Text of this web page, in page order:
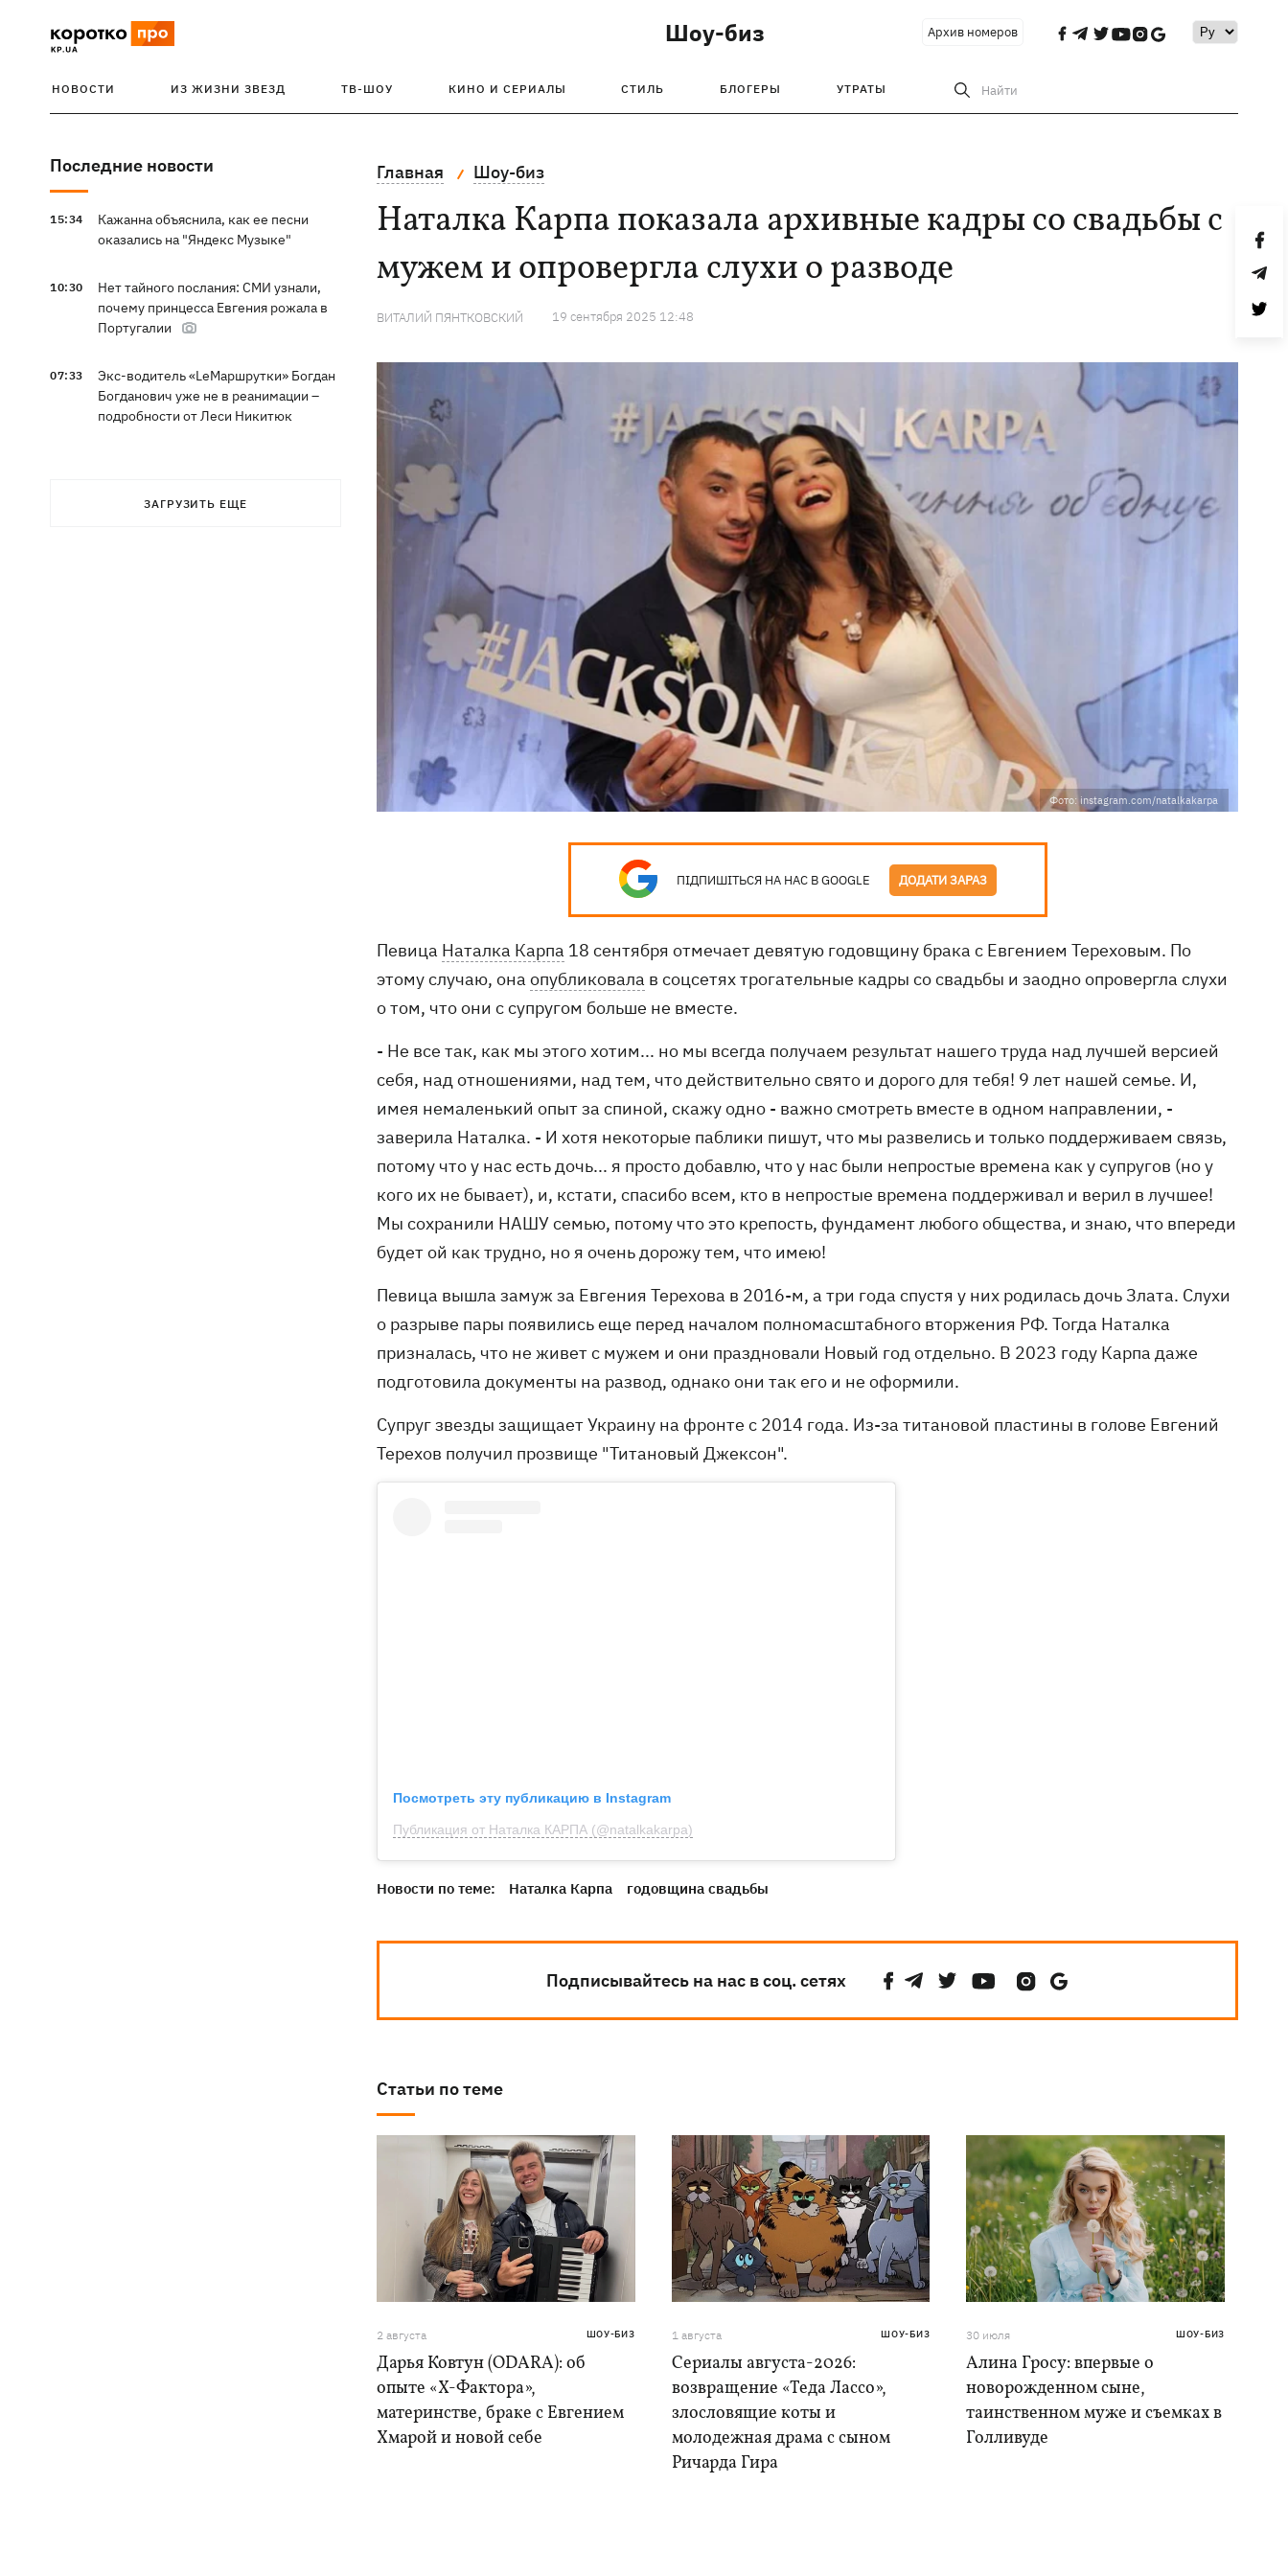
Шоу-биз Архив номеров
НОВОСТИ ИЗ ЖИЗНИ ЗВЕЗД ТВ-ШОУ КИНО И СЕРИАЛЫ СТИЛЬ БЛОГЕРЫ УТРАТЫ Найти
Последние новости
15:34
Кажанна объяснила, как ее песни
оказались на "Яндекс Музыке"
10:30
Нет тайного послания: СМИ узнали,
почему принцесса Евгения рожала в
Португалии
07:33
Экс-водитель «LeМаршрутки» Богдан
Богданович уже не в реанимации –
подробности от Леси Никитюк
ЗАГРУЗИТЬ ЕЩЕ
Главная Шоу-биз
Наталка Карпа показала архивные кадры со свадьбы с
мужем и опровергла слухи о разводе
ВИТАЛИЙ ПЯНТКОВСКИЙ 19 сентября 2025 12:48
Фото: instagram.com/natalkakarpa
ПІДПИШІТЬСЯ НА НАС В GOOGLE ДОДАТИ ЗАРАЗ
Певица Наталка Карпа 18 сентября отмечает девятую годовщину брака с Евгением Тереховым. По
этому случаю, она опубликовала в соцсетях трогательные кадры со свадьбы и заодно опровергла слухи
о том, что они с супругом больше не вместе.
- Не все так, как мы этого хотим... но мы всегда получаем результат нашего труда над лучшей версией
себя, над отношениями, над тем, что действительно свято и дорого для тебя! 9 лет нашей семье. И,
имея немаленький опыт за спиной, скажу одно - важно смотреть вместе в одном направлении, -
заверила Наталка. - И хотя некоторые паблики пишут, что мы развелись и только поддерживаем связь,
потому что у нас есть дочь... я просто добавлю, что у нас были непростые времена как у супругов (но у
кого их не бывает), и, кстати, спасибо всем, кто в непростые времена поддерживал и верил в лучшее!
Мы сохранили НАШУ семью, потому что это крепость, фундамент любого общества, и знаю, что впереди
будет ой как трудно, но я очень дорожу тем, что имею!
Певица вышла замуж за Евгения Терехова в 2016-м, а три года спустя у них родилась дочь Злата. Слухи
о разрыве пары появились еще перед началом полномасштабного вторжения РФ. Тогда Наталка
призналась, что не живет с мужем и они праздновали Новый год отдельно. В 2023 году Карпа даже
подготовила документы на развод, однако они так его и не оформили.
Супруг звезды защищает Украину на фронте с 2014 года. Из-за титановой пластины в голове Евгений
Терехов получил прозвище "Титановый Джексон".
Посмотреть эту публикацию в Instagram
Публикация от Наталка КАРПА (@natalkakarpa)
Новости по теме: Наталка Карпа годовщина свадьбы
Подписывайтесь на нас в соц. сетях
Статьи по теме
2 августа ШОУ-БИЗ
Дарья Ковтун (ODARA): об
опыте «Х-Фактора»,
материнстве, браке с Евгением
Хмарой и новой себе
1 августа ШОУ-БИЗ
Сериалы августа-2026:
возвращение «Теда Лассо»,
злословящие коты и
молодежная драма с сыном
Ричарда Гира
30 июля ШОУ-БИЗ
Алина Гросу: впервые о
новорожденном сыне,
таинственном муже и съемках в
Голливуде